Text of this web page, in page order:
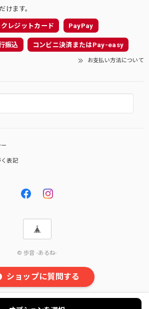
けます。
クレジットカード PayPay
振込 コンビニ決済またはPay-easy
お支払い方法について
表記
© 歩音 -あるね-
ショップに質問する